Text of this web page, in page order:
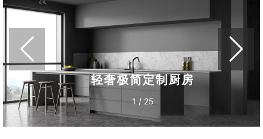
轻奢极简定制厨房
1 / 25